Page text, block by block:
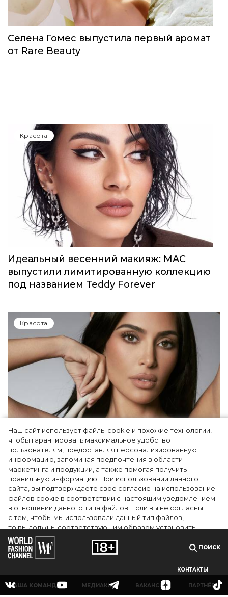
Наш сайт использует файлы cookie и похожие технологии,
чтобы гарантировать максимальное удобство
пользователям, предоставляя персонализированную
информацию, запоминая предпочтения в области
маркетинга и продукции, а также помогая получить
правильную информацию. При использовании данного
сайта, вы подтверждаете свое согласие на использование
файлов cookie в соответствии с настоящим уведомлением
в отношении данного типа файлов. Если вы не согласны
с тем, чтобы мы использовали данный тип файлов,
то вы должны соответствующим образом установить
настройки вашего браузера или не использовать сайт wfc.tv
СОГЛАСЕН
Селена Гомес выпустила первый аромат
от Rare Beauty
Красота
Идеальный весенний макияж: MAC
выпустили лимитированную коллекцию
под названием Teddy Forever
Красота
Ким Кардашьян перезапустила свой
косметический бренд, представив трио
продуктов
ПОИСК
КОНТАКТЫ
НАША КОМАНДА МЕДИАКИТ ВАКАНСИИ ПАРТНЁРЫ